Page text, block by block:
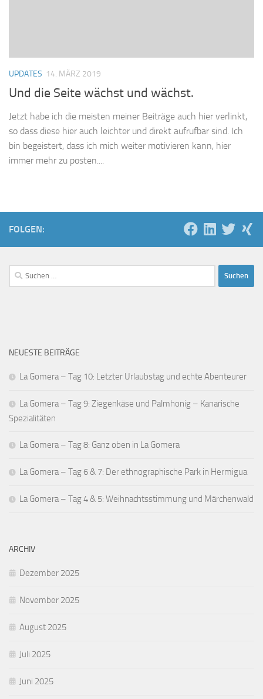
UPDATES 14. MÄRZ 2019
Und die Seite wächst und wächst.
Jetzt habe ich die meisten meiner Beiträge auch hier verlinkt,
so dass diese hier auch leichter und direkt aufrufbar sind. Ich
bin begeistert, dass ich mich weiter motivieren kann, hier
immer mehr zu posten....
FOLGEN:
Suchen
nach:
NEUESTE BEITRÄGE
La Gomera – Tag 10: Letzter Urlaubstag und echte Abenteurer
La Gomera – Tag 9: Ziegenkäse und Palmhonig – Kanarische
Spezialitäten
La Gomera – Tag 8: Ganz oben in La Gomera
La Gomera – Tag 6 & 7: Der ethnographische Park in Hermigua
La Gomera – Tag 4 & 5: Weihnachtsstimmung und Märchenwald
ARCHIV
Dezember 2025
November 2025
August 2025
Juli 2025
Juni 2025